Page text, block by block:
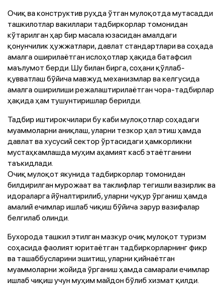
Очиқ ва конструктив руҳда ўтган мулоқотда мутасадди
ташкилотлар вакиллари тадбиркорлар томонидан
кўтарилган ҳар бир масала юзасидан амалдаги
қонунчилик ҳужжатлари, давлат стандартлари ва соҳада
амалга оширилаётган ислоҳотлар ҳақида батафсил
маълумот берди. Шу билан бирга, соҳани қўллаб-
қувватлаш бўйича мавжуд механизмлар ва келгусида
амалга оширилиши режалаштирилаётган чора-тадбирлар
ҳақида ҳам тушунтиришлар берилди.
Тадбир иштирокчилари бу каби мулоқотлар соҳадаги
муаммоларни аниқлаш, уларни тезкор ҳал этиш ҳамда
давлат ва хусусий сектор ўртасидаги ҳамкорликни
мустаҳкамлашда муҳим аҳамият касб этаётганини
таъкидлади.
Очиқ мулоқот якунида тадбиркорлар томонидан
билдирилган мурожаат ва таклифлар тегишли вазирлик ва
идораларга йўналтирилиб, уларни чуқур ўрганиш ҳамда
амалий ечимлар ишлаб чиқиш бўйича зарур вазифалар
белгилаб олинди.
Бухорода ташкил этилган мазкур очиқ мулоқот туризм
соҳасида фаолият юритаётган тадбиркорларнинг фикр
ва ташаббусларини эшитиш, уларни қийнаётган
муаммоларни жойида ўрганиш ҳамда самарали ечимлар
ишлаб чиқиш учун муҳим майдон бўлиб хизмат қилди.